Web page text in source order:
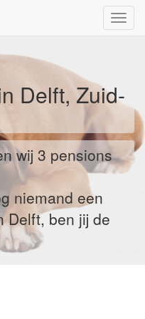
Delft, Zuid-
wij 3 pensions
niemand een
Delft, ben jij de